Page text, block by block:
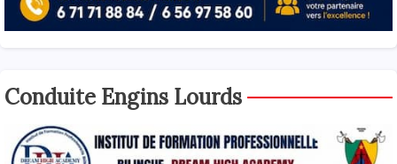
Conduite Engins Lourds